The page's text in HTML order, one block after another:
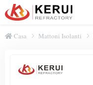
Casa Mattoni Isolanti